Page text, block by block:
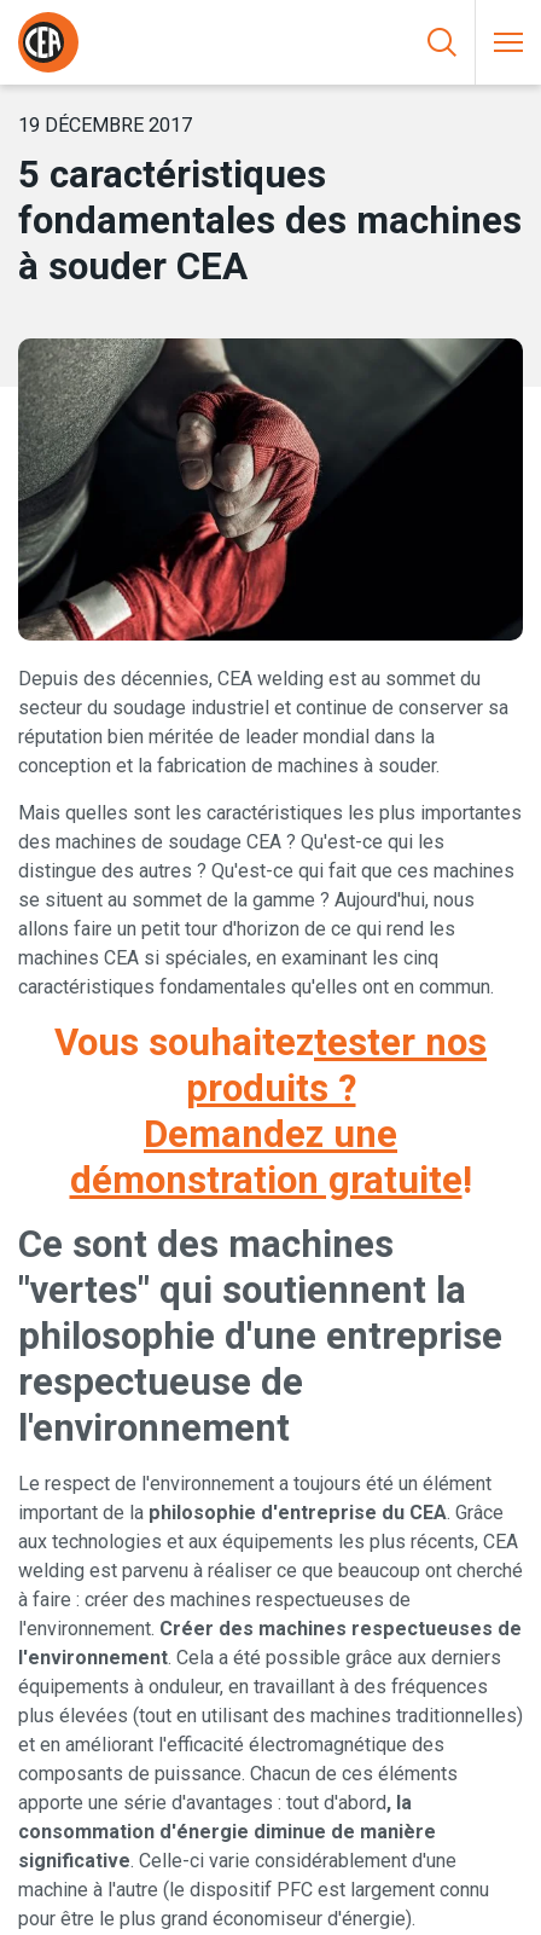
Aller au contenu
HOME/
DES MACHINES À SOUDER CEA
19 DÉCEMBRE 2017
5 caractéristiques
fondamentales des machines
à souder CEA
Depuis des décennies, CEA welding est au sommet du
secteur du soudage industriel et continue de conserver sa
réputation bien méritée de leader mondial dans la
conception et la fabrication de machines à souder.
Mais quelles sont les caractéristiques les plus importantes
des machines de soudage CEA ? Qu'est-ce qui les
distingue des autres ? Qu'est-ce qui fait que ces machines
se situent au sommet de la gamme ? Aujourd'hui, nous
allons faire un petit tour d'horizon de ce qui rend les
machines CEA si spéciales, en examinant les cinq
caractéristiques fondamentales qu'elles ont en commun.
Vous souhaiteztester nos
produits ?
Demandez une
démonstration gratuite!
Ce sont des machines
"vertes" qui soutiennent la
philosophie d'une entreprise
respectueuse de
l'environnement
Le respect de l'environnement a toujours été un élément
important de la philosophie d'entreprise du CEA. Grâce
aux technologies et aux équipements les plus récents, CEA
welding est parvenu à réaliser ce que beaucoup ont cherché
à faire : créer des machines respectueuses de
l'environnement. Créer des machines respectueuses de
l'environnement. Cela a été possible grâce aux derniers
équipements à onduleur, en travaillant à des fréquences
plus élevées (tout en utilisant des machines traditionnelles)
et en améliorant l'efficacité électromagnétique des
composants de puissance. Chacun de ces éléments
apporte une série d'avantages : tout d'abord, la
consommation d'énergie diminue de manière
significative. Celle-ci varie considérablement d'une
machine à l'autre (le dispositif PFC est largement connu
pour être le plus grand économiseur d'énergie).